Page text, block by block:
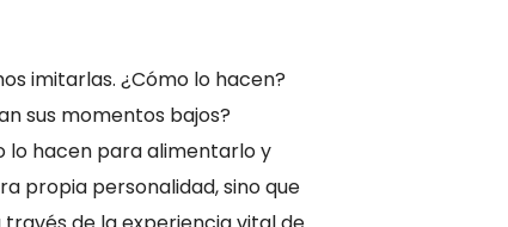
imitarlas. ¿Cómo lo hacen?
sus momentos bajos?
lo hacen para alimentarlo y
propia personalidad, sino que